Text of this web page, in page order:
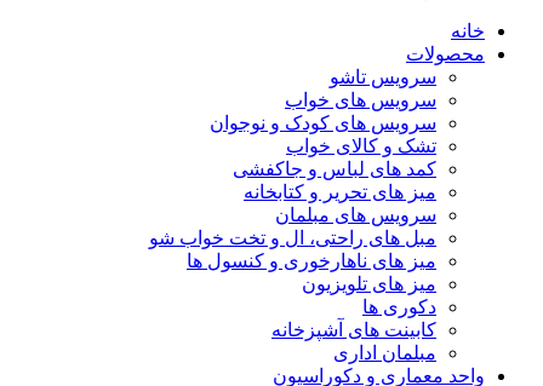
خانه
محصولات
سرویس تاشو
سرویس های خواب
سرویس های کودک و نوجوان
تشک و کالای خواب
کمد های لباس و جاکفشی
میز های تحریر و کتابخانه
سرویس های مبلمان
مبل های راحتی، ال و تخت خواب شو
میز های ناهارخوری و کنسول ها
میز های تلویزیون
دکوری ها
کابینت های آشپزخانه
مبلمان اداری
واحد معماری و دکوراسیون